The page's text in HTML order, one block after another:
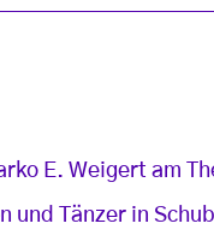
E. Weigert am
Tänzer in